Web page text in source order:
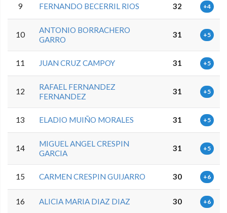
9 FERNANDO BECERRIL RIOS 32 +4
10
ANTONIO BORRACHERO
GARRO
31 +5
11 JUAN CRUZ CAMPOY 31 +5
12
RAFAEL FERNANDEZ
FERNANDEZ
31 +5
13 ELADIO MUIÑO MORALES 31 +5
14
MIGUEL ANGEL CRESPIN
GARCIA
31 +5
15 CARMEN CRESPIN GUIJARRO 30 +6
16 ALICIA MARIA DIAZ DIAZ 30 +6